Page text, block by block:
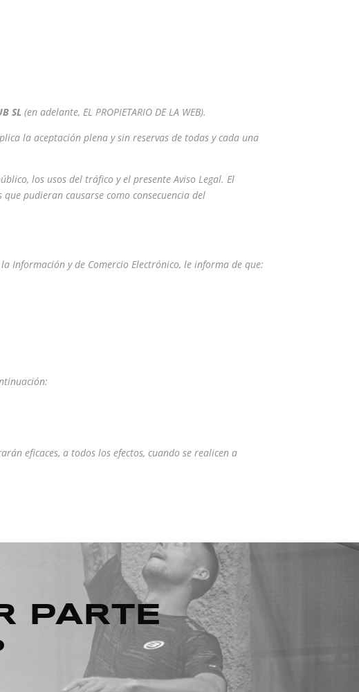
SL (en adelante, EL PROPIETARIO DE LA WEB).
la aceptación plena y sin reservas de todas y cada una
los usos del tráfico y el presente Aviso Legal. El
que pudieran causarse como consecuencia del
la Información y de Comercio Electrónico, le informa de que:
eficaces, a todos los efectos, cuando se realicen a
PARTE